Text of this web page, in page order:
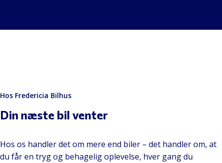
Læs mere
Hos Fredericia Bilhus
Din næste bil venter
Hos os handler det om mere end biler – det handler om, at
du får en tryg og behagelig oplevelse, hver gang du